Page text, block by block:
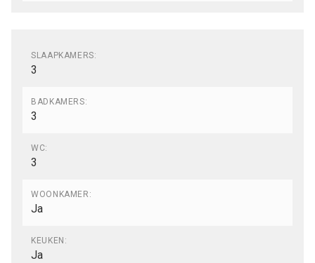
Indeling
SLAAPKAMERS:
3
BADKAMERS:
3
WC:
3
WOONKAMER:
Ja
KEUKEN:
Ja